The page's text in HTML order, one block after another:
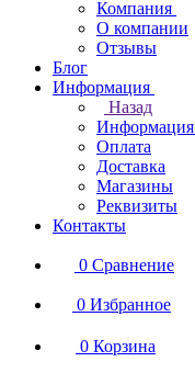
Компания
О компании
Отзывы
Блог
Информация
Назад
Информация
Оплата
Доставка
Магазины
Реквизиты
Контакты
0 Сравнение
0 Избранное
0 Корзина